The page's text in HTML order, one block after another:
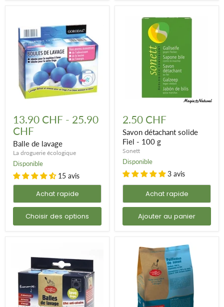
de
lavage
13.90 CHF - 25.90
CHF
Balle de lavage
La droguerie écologique
Disponible
15 avis
Achat rapide
Choisir des options
détachant
solide
Fiel
100
g
2.50 CHF
Savon détachant solide
Fiel - 100 g
Sonett
Disponible
3 avis
Achat rapide
Ajouter au panier